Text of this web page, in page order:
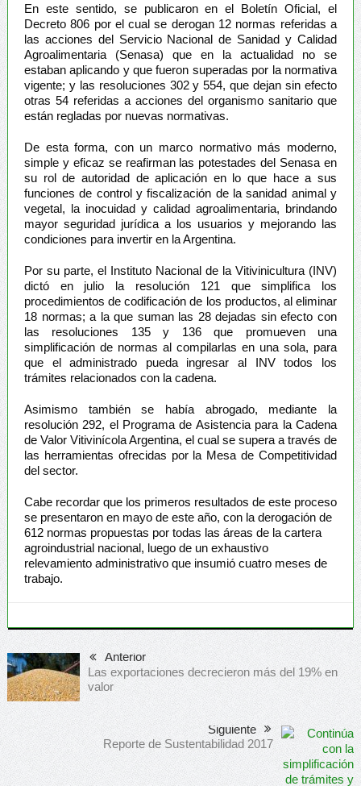
En este sentido, se publicaron en el Boletín Oficial, el
Decreto 806 por el cual se derogan 12 normas referidas a
las acciones del Servicio Nacional de Sanidad y Calidad
Agroalimentaria (Senasa) que en la actualidad no se
estaban aplicando y que fueron superadas por la normativa
vigente; y las resoluciones 302 y 554, que dejan sin efecto
otras 54 referidas a acciones del organismo sanitario que
están regladas por nuevas normativas.
De esta forma, con un marco normativo más moderno,
simple y eficaz se reafirman las potestades del Senasa en
su rol de autoridad de aplicación en lo que hace a sus
funciones de control y fiscalización de la sanidad animal y
vegetal, la inocuidad y calidad agroalimentaria, brindando
mayor seguridad jurídica a los usuarios y mejorando las
condiciones para invertir en la Argentina.
Por su parte, el Instituto Nacional de la Vitivinicultura (INV)
dictó en julio la resolución 121 que simplifica los
procedimientos de codificación de los productos, al eliminar
18 normas; a la que suman las 28 dejadas sin efecto con
las resoluciones 135 y 136 que promueven una
simplificación de normas al compilarlas en una sola, para
que el administrado pueda ingresar al INV todos los
trámites relacionados con la cadena.
Asimismo también se había abrogado, mediante la
resolución 292, el Programa de Asistencia para la Cadena
de Valor Vitivinícola Argentina, el cual se supera a través de
las herramientas ofrecidas por la Mesa de Competitividad
del sector.
Cabe recordar que los primeros resultados de este proceso
se presentaron en mayo de este año, con la derogación de
612 normas propuestas por todas las áreas de la cartera
agroindustrial nacional, luego de un exhaustivo
relevamiento administrativo que insumió cuatro meses de
trabajo.
Anterior
Las exportaciones decrecieron más del 19% en
valor
Siguiente
Reporte de Sustentabilidad 2017